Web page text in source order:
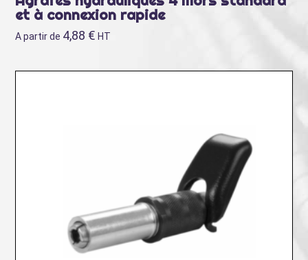
et à connexion rapide
A partir de 4,88 € HT